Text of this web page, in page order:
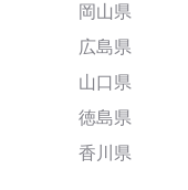
岡山県
広島県
山口県
徳島県
香川県